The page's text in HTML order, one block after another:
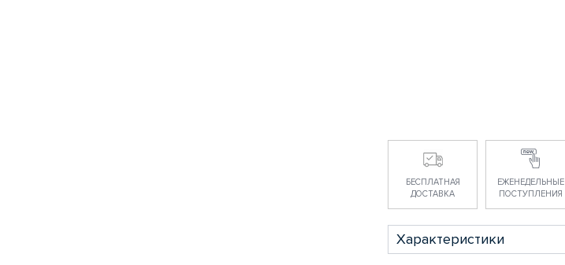
БЕСПЛАТНАЯ
ДОСТАВКА
ЕЖЕНЕДЕЛЬНЫЕ
ПОСТУПЛЕНИЯ
Характеристики